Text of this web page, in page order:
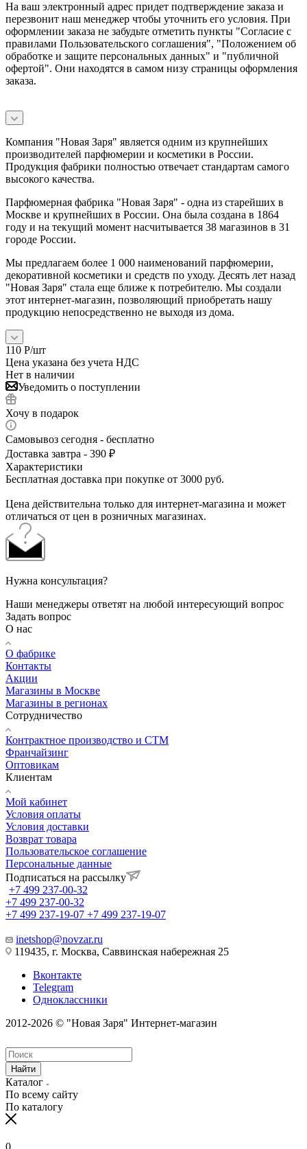
На ваш электронный адрес придет подтверждение заказа и
перезвонит наш менеджер чтобы уточнить его условия. При
оформлении заказа не забудьте отметить пункты "Согласие с
правилами Пользовательского соглашения", "Положением об
обработке и защите персональных данных" и "публичной
офертой". Они находятся в самом низу страницы оформления
заказа.
Компания "Новая Заря" является одним из крупнейших
производителей парфюмерии и косметики в России.
Продукция фабрики полностью отвечает стандартам самого
высокого качества.
Парфюмерная фабрика "Новая Заря" - одна из старейших в
Москве и крупнейших в России. Она была создана в 1864
году и на текущий момент насчитывается 38 магазинов в 31
городе России.
Мы предлагаем более 1 000 наименований парфюмерии,
декоративной косметики и средств по уходу. Десять лет назад
"Новая Заря" стала еще ближе к потребителю. Мы создали
этот интернет-магазин, позволяющий приобретать нашу
продукцию непосредственно не выходя из дома.
110 Р/шт
Цена указана без учета НДС
Нет в наличии
Уведомить о поступлении
Хочу в подарок
Самовывоз сегодня - бесплатно
Доставка завтра - 390 ₽
Характеристики
Бесплатная доставка при покупке от 3000 руб.
Цена действительна только для интернет-магазина и может
отличаться от цен в розничных магазинах.
Нужна консультация?
Наши менеджеры ответят на любой интересующий вопрос
Задать вопрос
О нас
О фабрике
Контакты
Акции
Магазины в Москве
Магазины в регионах
Сотрудничество
Контрактное производство и СТМ
Франчайзинг
Оптовикам
Клиентам
Мой кабинет
Условия оплаты
Условия доставки
Возврат товара
Пользовательское соглашение
Персональные данные
Подписаться на рассылку
+7 499 237-00-32
+7 499 237-00-32
+7 499 237-19-07 +7 499 237-19-07
inetshop@novzar.ru
119435, г. Москва, Саввинская набережная 25
Вконтакте
Telegram
Одноклассники
2012-2026 © "Новая Заря" Интернет-магазин
Найти
Каталог
По всему сайту
По каталогу